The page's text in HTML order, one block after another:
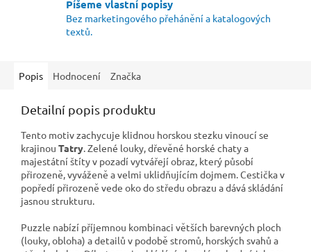
Píšeme vlastní popisy
Bez marketingového přehánění a katalogových
textů.
Popis Hodnocení Značka
Detailní popis produktu
Tento motiv zachycuje klidnou horskou stezku vinoucí se
krajinou Tatry. Zelené louky, dřevěné horské chaty a
majestátní štíty v pozadí vytvářejí obraz, který působí
přirozeně, vyváženě a velmi uklidňujícím dojmem. Cestička v
popředí přirozeně vede oko do středu obrazu a dává skládání
jasnou strukturu.
Puzzle nabízí příjemnou kombinaci větších barevných ploch
(louky, obloha) a detailů v podobě stromů, horských svahů a